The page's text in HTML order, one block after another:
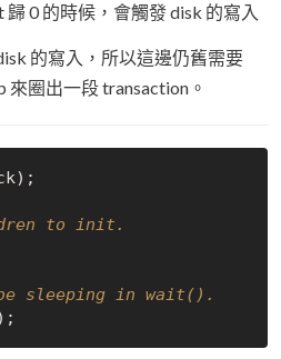
歸 0 的時候，會觸發 disk 的寫入
的寫入，所以這邊仍舊需要
來圈出一段 transaction。
to init.
sleeping in wait().